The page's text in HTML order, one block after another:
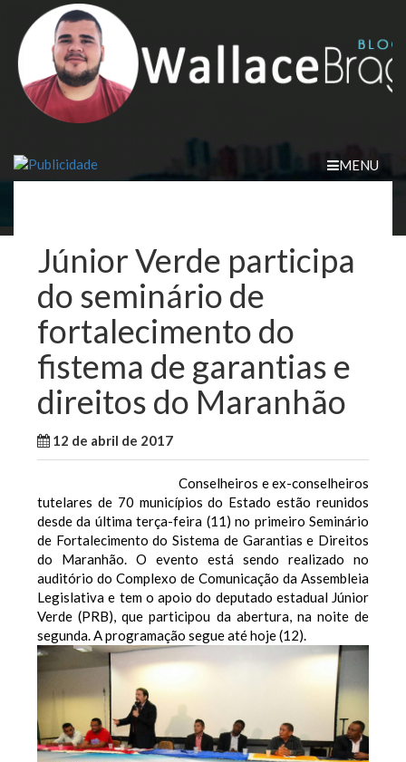
content
MENU
Júnior Verde participa
do seminário de
fortalecimento do
fistema de garantias e
direitos do Maranhão
12 de abril de 2017
Conselheiros e ex-conselheiros
tutelares de 70 municípios do Estado estão reunidos
desde da última terça-feira (11) no primeiro Seminário
de Fortalecimento do Sistema de Garantias e Direitos
do Maranhão. O evento está sendo realizado no
auditório do Complexo de Comunicação da Assembleia
Legislativa e tem o apoio do deputado estadual Júnior
Verde (PRB), que participou da abertura, na noite de
segunda. A programação segue até hoje (12).